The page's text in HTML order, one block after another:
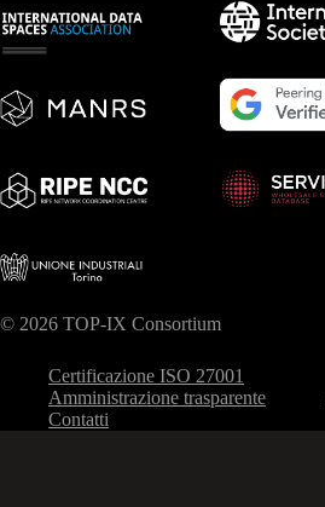
© 2026 TOP-IX Consortium
Certificazione ISO 27001
Amministrazione trasparente
Contatti